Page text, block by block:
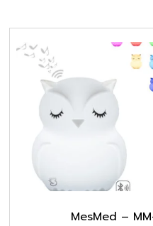
MesMed –